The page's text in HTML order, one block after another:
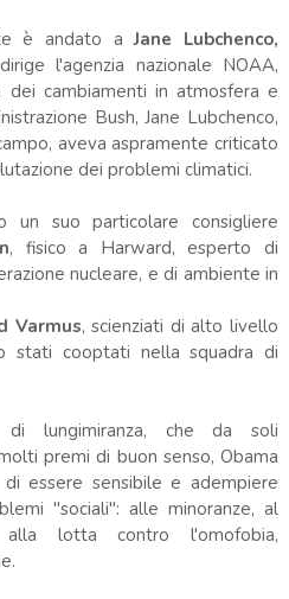
è andato aJane Lubchenco,
l'agenzia nazionale NOAA,
cambiamenti in atmosfera e
Bush, Jane Lubchenco,
aveva aspramente criticato
dei problemi climatici.
un suo particolare consigliere
, fisico a Harward, esperto di
nucleare, e di ambiente in
Varmus, scienziati di alto livello
stati cooptati nella squadra di
lungimiranza, che da soli
premi di buon senso, Obama
essere sensibile e adempiere
"sociali": alle minoranze, al
alla lotta contro l'omofobia,